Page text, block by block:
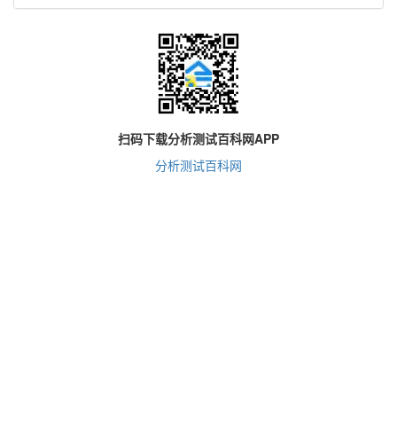
扫码下载分析测试百科网APP
分析测试百科网